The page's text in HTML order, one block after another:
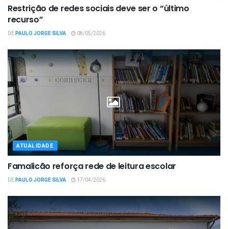
Restrição de redes sociais deve ser o “último
recurso”
DEPAULO JORGE SILVA 08/05/2026
ATUALIDADE
Famalicão reforça rede de leitura escolar
DEPAULO JORGE SILVA 17/04/2026